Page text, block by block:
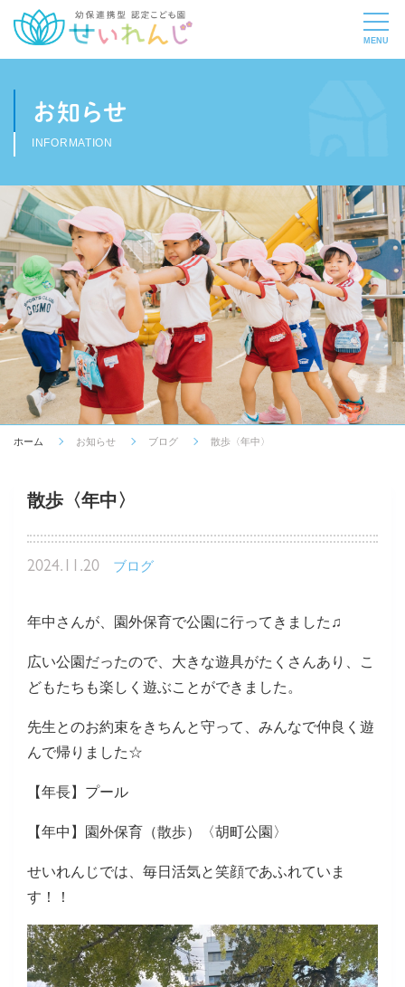
お知らせ
INFORMATION
ホーム お知らせ ブログ 散歩〈年中〉
散歩〈年中〉
2024.11.20 ブログ
年中さんが、園外保育で公園に行ってきました♫
広い公園だったので、大きな遊具がたくさんあり、こ
どもたちも楽しく遊ぶことができました。
先生とのお約束をきちんと守って、みんなで仲良く遊
んで帰りました☆
【年長】プール
【年中】園外保育（散歩）〈胡町公園〉
せいれんじでは、毎日活気と笑顔であふれていま
す！！